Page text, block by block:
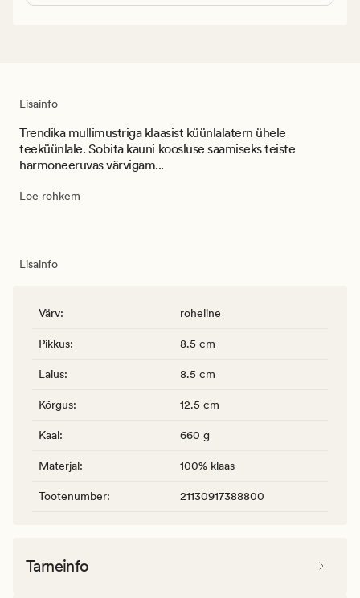
Lisainfo
Trendika mullimustriga klaasist küünlalatern ühele
teeküünlale. Sobita kauni koosluse saamiseks teiste
harmoneeruvas värvigam...
Loe rohkem
Lisainfo
Värv: roheline
Pikkus: 8.5 cm
Laius: 8.5 cm
Kõrgus: 12.5 cm
Kaal: 660 g
Materjal: 100% klaas
Tootenumber: 21130917388800
Tarneinfo